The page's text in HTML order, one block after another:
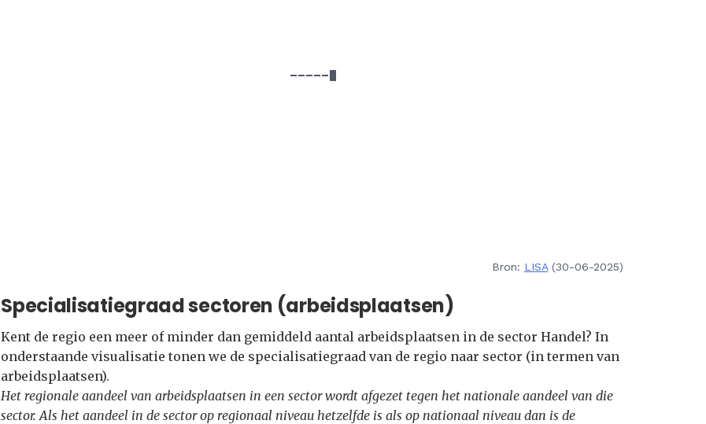
Bron: LISA(30-06-2025)
Specialisatiegraad sectoren (arbeidsplaatsen)
Kent de regio een meer of minder dan gemiddeld aantal arbeidsplaatsen in de sector Handel? In
onderstaande visualisatie tonen we de specialisatiegraad van de regio naar sector (in termen van
arbeidsplaatsen).
Het regionale aandeel van arbeidsplaatsen in een sector wordt afgezet tegen het nationale aandeel van die
sector. Als het aandeel in de sector op regionaal niveau hetzelfde is als op nationaal niveau dan is de